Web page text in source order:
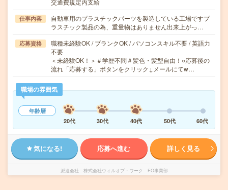
交通費規定内支給
仕事内容
自動車用のプラスチックパーツを製造している工場ですプ
ラスチック製品の為、重量物はありません出来上がっ…
応募資格
職種未経験OK / ブランクOK / パソコンスキル不要 / 英語力
不要
＜未経験OK！＞＃学歴不問＃髪色・髪型自由！○応募後の
流れ「応募する」ボタンをクリック↓メールにてw…
職場の雰囲気
年齢層
20代
30代 40代 50代 60代
気になる! 応募へ進む 詳しく見る
派遣会社 株式会社ウィルオブ・ワーク FO事業部